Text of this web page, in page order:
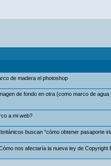
de madera el photoshop
de fondo en otra (como marco de agua
a mi web?
buscan “cómo obtener pasaporte
nos afectaría la nueva ley de Copyright